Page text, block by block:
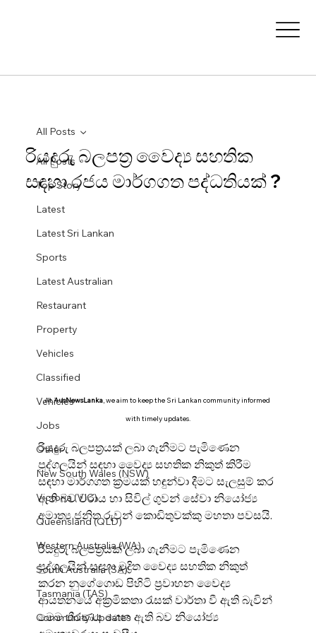
All Posts
Top Story
Latest
Latest Sri Lankan
Sports
Latest Australian
Restaurant
Property
Vehicles
Classified
Vehicles
Jobs
Other
New South Wales (NSW)
Victoria (VIC)
Queensland (QLD)
Western Australia (WA)
South Australia (SA)
Tasmania (TAS)
Community Updates
All Posts
රියදුරු බලපත්‍ර වෛද්‍ය සහතික
සඳහා රජය මාර්ගගත පද්ධතියක් ?
At AusNewsLanka, we aim to keep the Sri Lankan community informed
with timely updates.
රියදුරු බලපත්‍රයක් ලබා ගැනීමට පැමිණෙන
පුද්ගලයින් සඳහා වෛද්‍ය සහතික නිකුත් කිරීම
සඳහා මාර්ගගත ක්‍රමයක් හඳුන්වා දීමට සැලසුම් කර
ඇති බව වරාය හා සිවිල් ගුවන් සේවා නියෝජ්‍ය
අමාත්‍ය ජනිත රුවන් කොඩිතුවක්කු මහතා පවසයි.
රියදුරු බලපත්‍රයක් ලබා ගැනීමට පැමිණෙන
පුද්ගලයින් සඳහා මුද්‍රිත වෛද්‍ය සහතික නිකුත්
කරන නුගේගොඩ පිහිටි ප්‍රවාහන වෛද්‍ය
ආයතනයේ අක්‍රමිකතා රැසක් වාර්තා වී ඇති බැවින්
මෙම තීරණය ගෙන ඇති බව නියෝජ්‍ය